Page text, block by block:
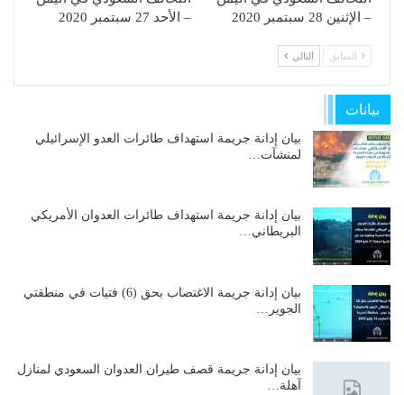
– الإثنين 28 سبتمبر 2020
– الأحد 27 سبتمبر 2020
السابق التالي
بيانات
بيان إدانة جريمة استهداف طائرات العدو الإسرائيلي
لمنشآت…
بيان إدانة جريمة استهداف طائرات العدوان الأمريكي
البريطاني…
بيان إدانة جريمة الاغتصاب بحق (6) فتيات في منطقتي
الجوير…
بيان إدانة جريمة قصف طيران العدوان السعودي لمنازل
آهلة…